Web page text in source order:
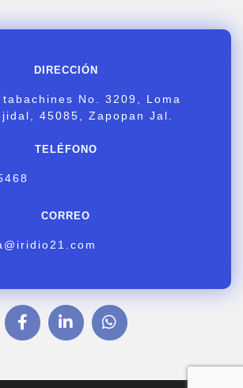
DIRECCIÓN
No. 3209, Loma
45085, Zapopan Jal.
TELÉFONO
CORREO